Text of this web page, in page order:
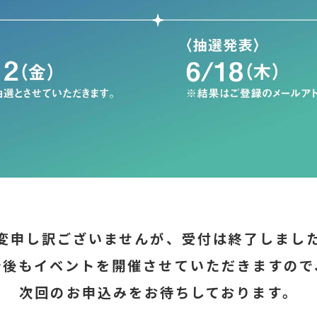
申し訳ございませんが、受付は終了しまし
後もイベントを開催させていただきますので
次回のお申込みをお待ちしております。